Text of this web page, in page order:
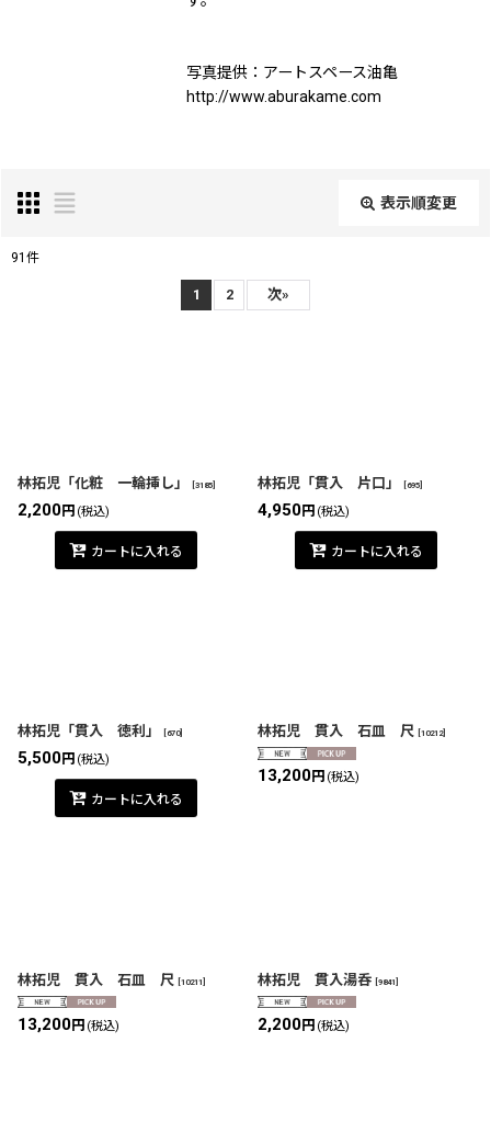
写真提供：アートスペース油亀
http://www.aburakame.com
表示順変更
91 件
1 2 次»
林拓児「化粧 一輪挿し」 3185
2,200円 (税込)
カートに入れる
林拓児「貫入 片口」 695
4,950円 (税込)
カートに入れる
林拓児「貫入 徳利」 670]
5,500円 (税込)
カートに入れる
林拓児 貫入 石皿 尺 10212]
13,200円 (税込)
林拓児 貫入 石皿 尺 10211
13,200円 (税込)
林拓児 貫入湯呑 9841
2,200円 (税込)